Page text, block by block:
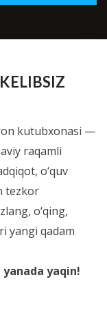
kutubxonasi —
raqamli
o‘quv
tezkor
o‘qing,
yangi qadam
yaqin!